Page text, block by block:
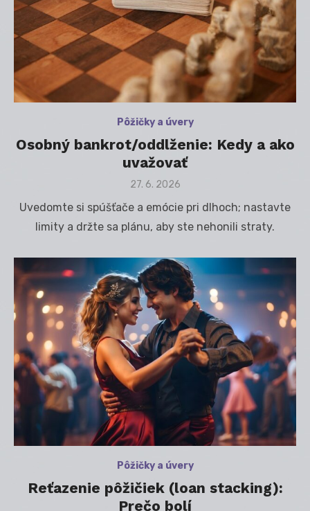
Pôžičky a úvery
Osobný bankrot/oddlženie: Kedy a ako
uvažovať
Posted
27. 6. 2026
Uvedomte si spúšťače a emócie pri dlhoch; nastavte
limity a držte sa plánu, aby ste nehonili straty.
Pôžičky a úvery
Reťazenie pôžičiek (loan stacking):
Prečo bolí